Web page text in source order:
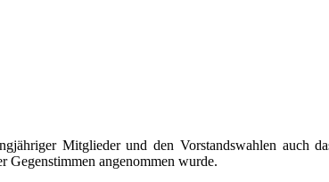
Mitglieder und den Vorstandswahlen auch
Gegenstimmen angenommen wurde.